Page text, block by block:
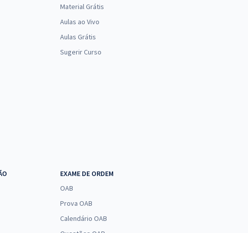
Material Grátis
Aulas ao Vivo
Aulas Grátis
Sugerir Curso
EXAME DE ORDEM
OAB
Prova OAB
Calendário OAB